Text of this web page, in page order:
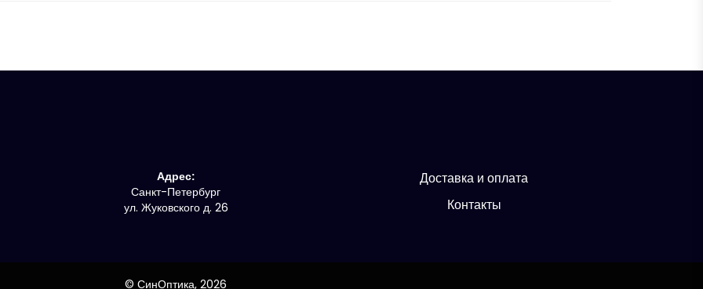
Адрес:
Санкт-Петербург
ул. Жуковского д. 26
Доставка и оплата
Контакты
© СинОптика, 2026